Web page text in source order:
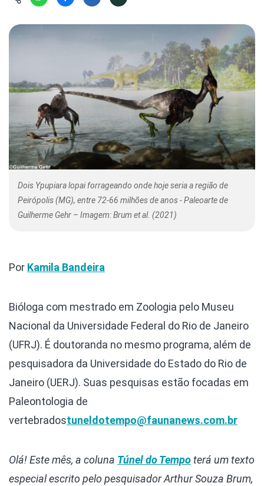
Na Linha
Olha o
Photo
Políticas
Saúde,
Segunda
Túnel do
Universo
Livros do
Nova
Missão
Cursos
Dois Ypupiara lopai forrageando onde hoje seria a região de
Peirópolis (MG), entre 72-66 milhões de anos - Paleoarte de
Guilherme Gehr – Imagem: Brum et al. (2021)
Por Kamila Bandeira
Bióloga com mestrado em Zoologia pelo Museu
Nacional da Universidade Federal do Rio de Janeiro
(UFRJ). É doutoranda no mesmo programa, além de
pesquisadora da Universidade do Estado do Rio de
Janeiro (UERJ). Suas pesquisas estão focadas em
Paleontologia de
vertebradostuneldotempo@faunanews.com.br
Olá! Este mês, a coluna Túnel do Tempoterá um texto
especial escrito pelo pesquisador Arthur Souza Brum,